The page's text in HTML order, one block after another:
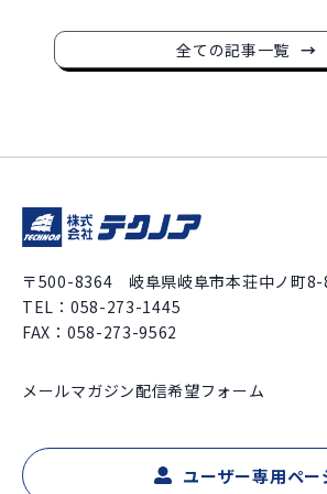
全ての記事一覧
〒500-8364 岐阜県岐阜市本荘中ノ町
TEL： 058-273-1445
FAX：058-273-9562
メールマガジン配信希望フォーム
ユーザー専用ペー